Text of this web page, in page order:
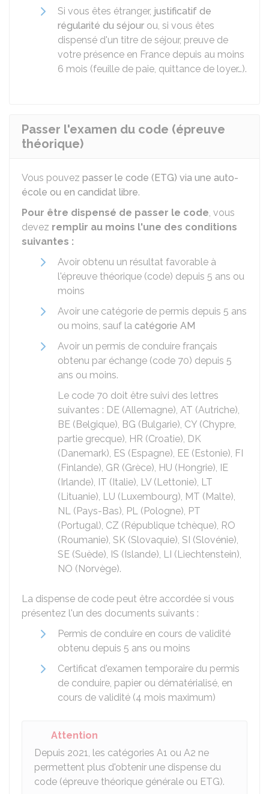
Si vous êtes étranger, justificatif de
régularité du séjour ou, si vous êtes
dispensé d'un titre de séjour, preuve de
votre présence en France depuis au moins
6 mois (feuille de paie, quittance de loyer…).
Passer l'examen du code (épreuve
théorique)
Vous pouvez passer le code (ETG) via une auto-
école ou en candidat libre.
Pour être dispensé de passer le code, vous
devez remplir au moins l'une des conditions
suivantes :
Avoir obtenu un résultat favorable à
l'épreuve théorique (code) depuis 5 ans ou
moins
Avoir une catégorie de permis depuis 5 ans
ou moins, sauf la catégorie AM
Avoir un permis de conduire français
obtenu par échange (code 70) depuis 5
ans ou moins.
Le code 70 doit être suivi des lettres
suivantes : DE (Allemagne), AT (Autriche),
BE (Belgique), BG (Bulgarie), CY (Chypre,
partie grecque), HR (Croatie), DK
(Danemark), ES (Espagne), EE (Estonie), FI
(Finlande), GR (Grèce), HU (Hongrie), IE
(Irlande), IT (Italie), LV (Lettonie), LT
(Lituanie), LU (Luxembourg), MT (Malte),
NL (Pays-Bas), PL (Pologne), PT
(Portugal), CZ (République tchèque), RO
(Roumanie), SK (Slovaquie), SI (Slovénie),
SE (Suède), IS (Islande), LI (Liechtenstein),
NO (Norvège).
La dispense de code peut être accordée si vous
présentez l'un des documents suivants :
Permis de conduire en cours de validité
obtenu depuis 5 ans ou moins
Certificat d'examen temporaire du permis
de conduire, papier ou dématérialisé, en
cours de validité (4 mois maximum)
Attention
Depuis 2021, les catégories A1 ou A2 ne
permettent plus d'obtenir une dispense du
code (épreuve théorique générale ou ETG).